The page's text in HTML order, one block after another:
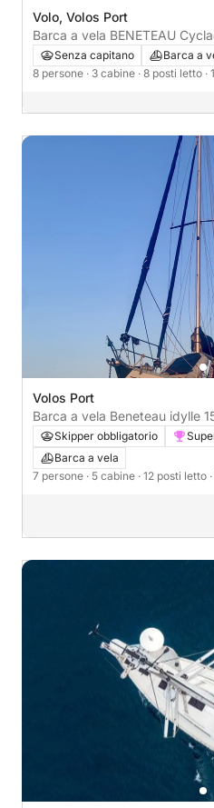
Volo, Volos Port
Barca a vela BENETEAU
Senza capitano
Barca a
8 persone · 3 cabine · 8 posti letto ·
Volos Port
Barca a vela Beneteau idylle
Skipper obbligatorio
Barca a vela
7 persone · 5 cabine · 12 posti letto